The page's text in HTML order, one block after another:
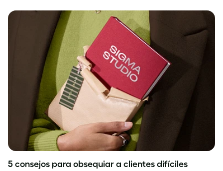
5 consejos para obsequiar a clientes difíciles